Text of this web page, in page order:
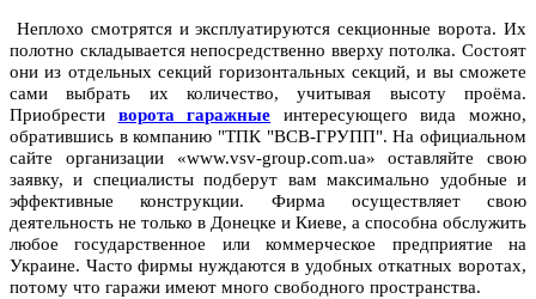
Неплохо смотрятся и эксплуатируются секционные ворота. Их
полотно складывается непосредственно вверху потолка. Состоят
они из отдельных секций горизонтальных секций, и вы сможете
сами выбрать их количество, учитывая высоту проёма.
Приобрести ворота гаражные интересующего вида можно,
обратившись в компанию "ТПК "ВСВ-ГРУПП". На официальном
сайте организации «www.vsv-group.com.ua» оставляйте свою
заявку, и специалисты подберут вам максимально удобные и
эффективные конструкции. Фирма осуществляет свою
деятельность не только в Донецке и Киеве, а способна обслужить
любое государственное или коммерческое предприятие на
Украине. Часто фирмы нуждаются в удобных откатных воротах,
потому что гаражи имеют много свободного пространства.